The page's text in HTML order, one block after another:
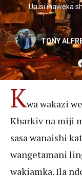
Urusi inaweka
TONY
Kwa wakazi
Kharkiv na miji
sasa wanaishi
wangetamani
wakiamka. Ila